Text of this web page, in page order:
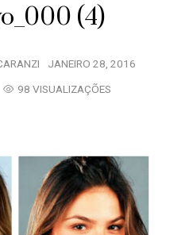
(4)
JANEIRO 28, 2016
98 VISUALIZAÇÕES